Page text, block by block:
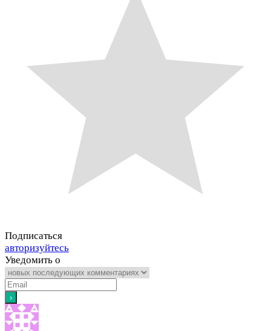
Подписаться
авторизуйтесь
Уведомить о